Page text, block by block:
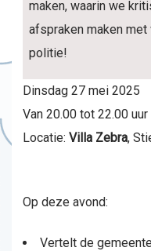
maken, waarin we
afspraken maken met
politie!
Dinsdag 27 mei 2025
Van 20.00 tot 22.00
Locatie: Villa Zebra,
Op deze avond:
Vertelt de